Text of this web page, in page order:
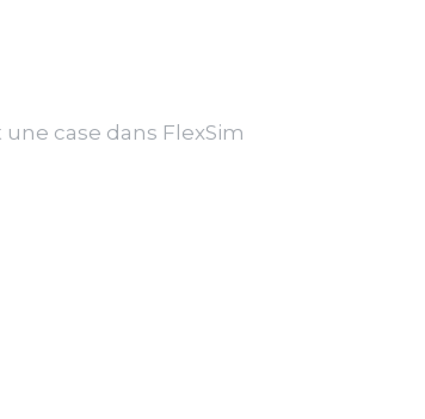
case dans FlexSim